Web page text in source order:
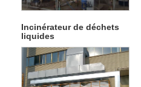
Incinérateur de déchets
liquides